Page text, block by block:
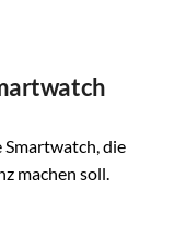
Smartwatch, die
machen soll.